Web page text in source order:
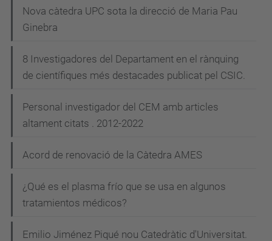
Nova càtedra UPC sota la direcció de Maria Pau
Ginebra
8 Investigadores del Departament en el rànquing
de científiques més destacades publicat pel CSIC.
Personal investigador del CEM amb articles
altament citats . 2012-2022
Acord de renovació de la Càtedra AMES
¿Qué es el plasma frío que se usa en algunos
tratamientos médicos?
Emilio Jiménez Piqué nou Catedràtic d'Universitat.